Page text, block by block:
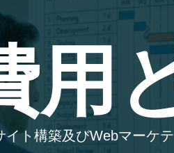
用
イト構築及びWebマーケ